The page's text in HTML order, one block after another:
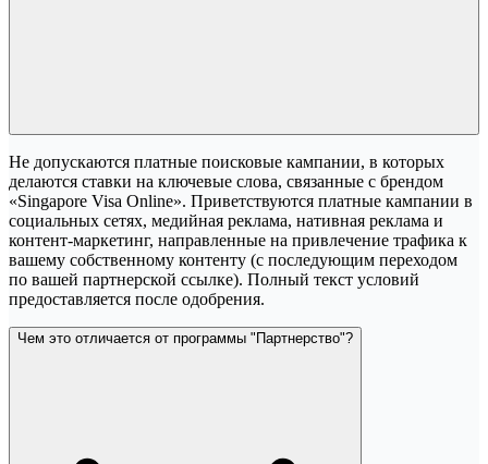
Не допускаются платные поисковые кампании, в которых
делаются ставки на ключевые слова, связанные с брендом
«Singapore Visa Online». Приветствуются платные кампании в
социальных сетях, медийная реклама, нативная реклама и
контент-маркетинг, направленные на привлечение трафика к
вашему собственному контенту (с последующим переходом
по вашей партнерской ссылке). Полный текст условий
предоставляется после одобрения.
Чем это отличается от программы "Партнерство"?